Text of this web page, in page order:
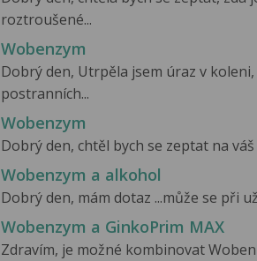
roztroušené...
Wobenzym
Dobrý den, Utrpěla jsem úraz v
postranních...
Wobenzym
Dobrý den, chtěl bych se zeptat na
Wobenzym a alkohol
Dobrý den, mám dotaz ...může se při
Wobenzym a GinkoPrim MAX
Zdravím, je možné kombinovat